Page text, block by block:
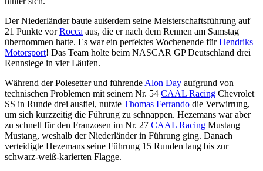
Der Niederländer baute außerdem seine Meisterschaftsführung auf
21 Punkte vorRocca aus, die er nach dem Rennen am Samstag
übernommen hatte. Es war ein perfektes Wochenende fürHendriks
Motorsport! Das Team holte beim NASCAR GP Deutschland drei
Rennsiege in vier Läufen.
Während der Polesetter und führende Alon Day aufgrund von
technischen Problemen mit seinem Nr. 54 CAAL Racing Chevrolet
SS in Runde drei ausfiel, nutzte Thomas Ferrando die Verwirrung,
um sich kurzzeitig die Führung zu schnappen. Hezemans war aber
zu schnell für den Franzosen im Nr. 27 CAAL Racing Mustang
Mustang, weshalb der Niederländer in Führung ging. Danach
verteidigte Hezemans seine Führung 15 Runden lang bis zur
schwarz-weiß-karierten Flagge.